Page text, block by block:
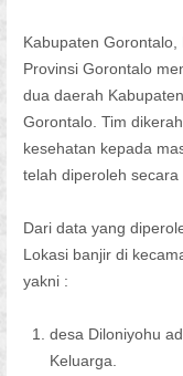
Kabupaten
Provinsi Gorontalo
dua daerah
Gorontalo. Tim
kesehatan kepada
telah diperoleh secara
Dari data yang
Lokasi banjir di
yakni :
desa Diloniyohu
Keluarga.